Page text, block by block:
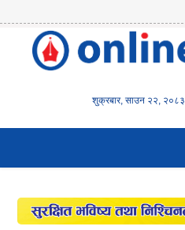
शुक्रबार, साउन २२, २०८३
होम
वित्त
इन्स्योरेन्स